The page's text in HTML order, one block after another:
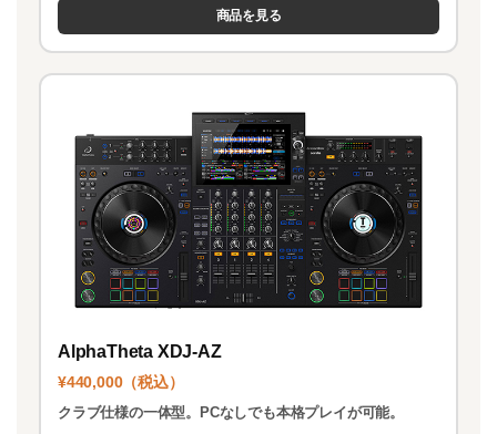
商品を見る
AlphaTheta XDJ-AZ
¥440,000（税込）
クラブ仕様の一体型。PCなしでも本格プレイが可能。